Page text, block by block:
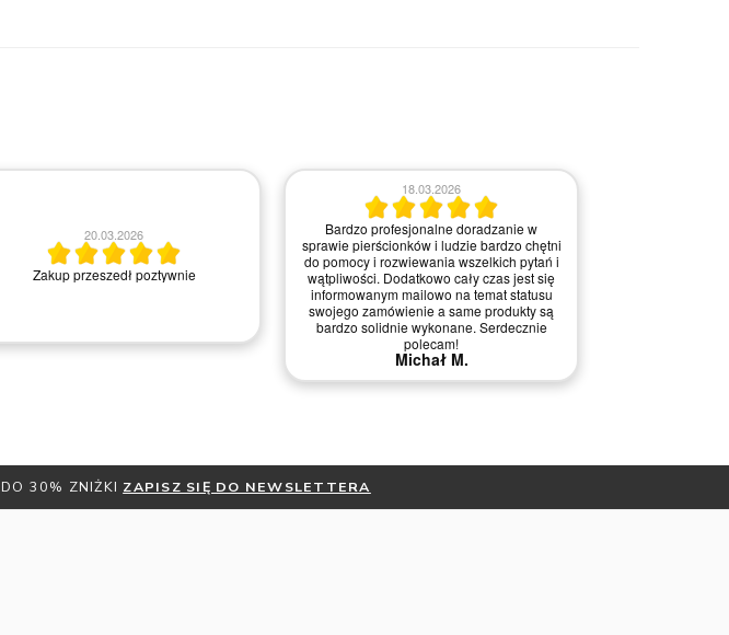
Bardzo profesjonalne doradzanie w
pierścionków i ludzie bardzo chętni
pomocy i rozwiewania wszelkich pytań i
wątpliwości. Dodatkowo cały czas jest się
polecam!
03.03.2026
Nie ma uwag. Konkretny towar
30% ZNIŻKI ZAPISZ SIĘ DO NEWSLETTERA